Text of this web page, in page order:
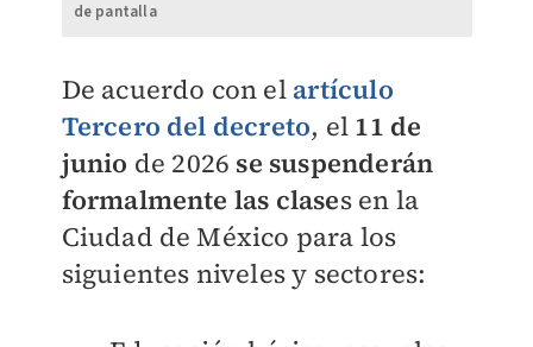
de pantalla
De acuerdo con el artículo
Tercero del decreto, el 11 de
junio de 2026 se suspenderán
formalmente las clases en la
Ciudad de México para los
siguientes niveles y sectores: